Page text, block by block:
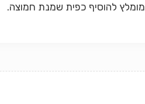
מומלץ להוסיף כפית שמנת חמוצה.